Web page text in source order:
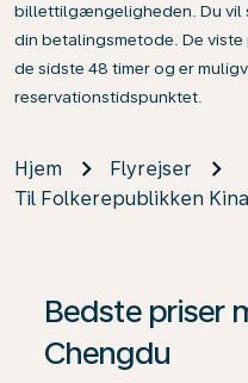
billettilgængeligheden. Du vil
din betalingsmetode. De
de sidste 48 timer og er
reservationstidspunktet.
Hjem
Flyrejser
Til Folkerepublikken Kina
Bedste priser
Chengdu
Hvis der ikke er